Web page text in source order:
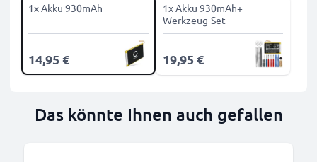
1x Akku 930mAh
14,95 €
1x Akku 930mAh+
Werkzeug-Set
19,95 €
Das könnte Ihnen auch gefallen